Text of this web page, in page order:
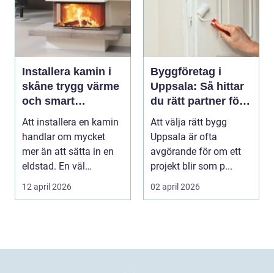
Installera kamin i
skåne trygg värme
och smart
investering
Att installera en kamin
handlar om mycket
mer än att sätta in en
eldstad. En väl
planerad installati...
12 april 2026
Byggföretag i
Uppsala: Så hittar
du rätt partner för
ditt projekt
Att välja rätt bygg
Uppsala är ofta
avgörande för om ett
projekt blir som p...
02 april 2026